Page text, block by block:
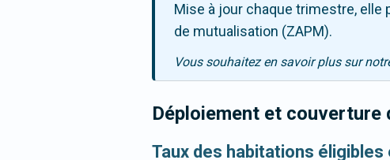
Mise à jour chaque trimestre,
de mutualisation (ZAPM).
Vous souhaitez en savoir plus sur
Déploiement et couverture
Taux des habitations